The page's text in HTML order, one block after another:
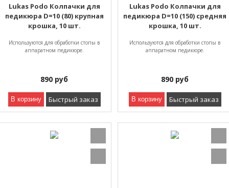
Lukas Podo Колпачки для
педикюра D=10 (80) крупная
крошка, 10 шт.
Используются для обработки стопы в
аппаратном педикюре.
890 руб
В корзину Быстрый заказ
Lukas Podo Колпачки для
педикюра D=10 (150) средняя
крошка, 10 шт.
Используются для обработки стопы в
аппаратном педикюре.
890 руб
В корзину Быстрый заказ